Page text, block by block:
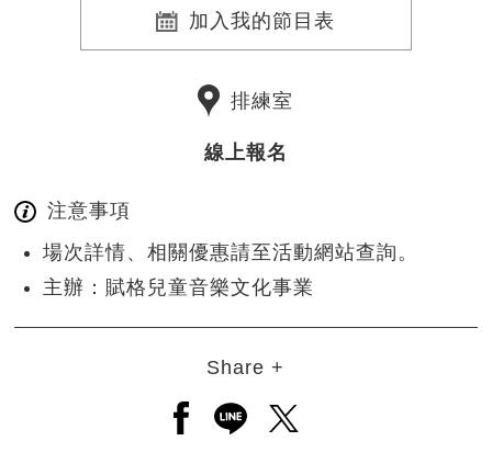
加入我的節目表
排練室
線上報名
注意事項
場次詳情、相關優惠請至活動網站查詢。
主辦：賦格兒童音樂文化事業
Share +
另開新視窗分享至facebook
另開新視窗分享至line
另開新視窗分享至